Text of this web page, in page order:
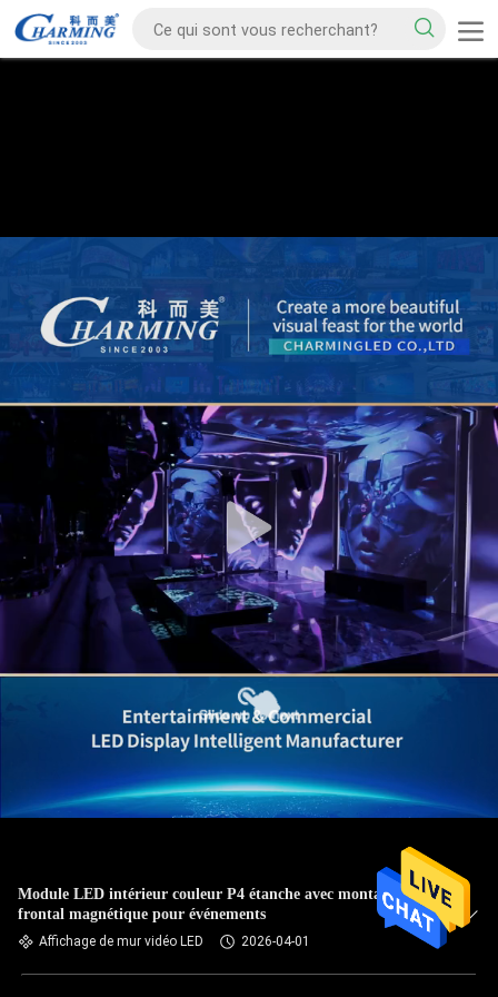
Module LED intérieur couleur P4 étanche avec montage
frontal magnétique pour événements
Affichage de mur vidéo LED 2026-04-01